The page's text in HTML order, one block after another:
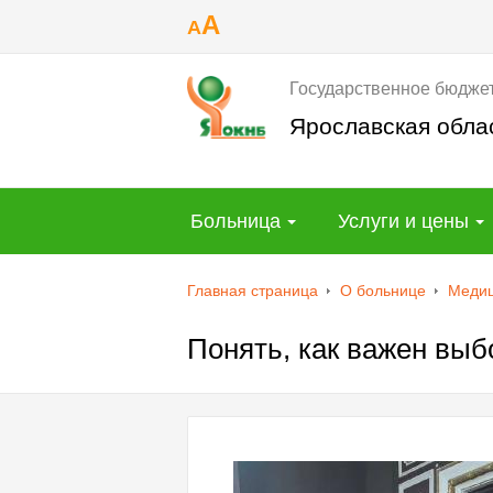
AA
Государственное
Ярославская
Больница Услуги и цены
Главная страница О больнице
Понять, как важен